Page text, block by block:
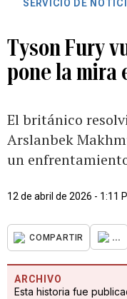
SERVICIO DE
Tyson Fury
pone la mira
El británico
Arslanbek
un
12 de abril de 2026 - 1:11
COMPARTIR ...
ARCHIVO
Esta historia fue